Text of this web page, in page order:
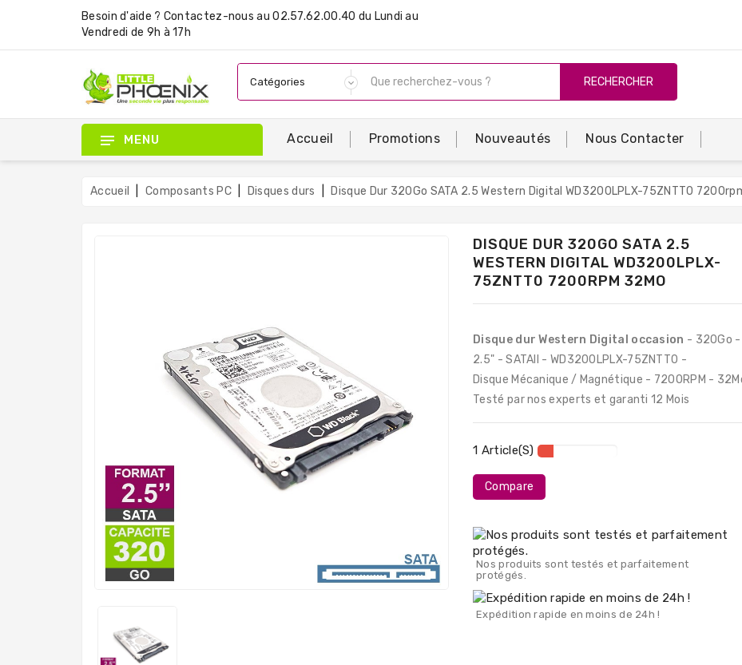
Besoin d'aide ? Contactez-nous au 02.57.62.00.40 du Lundi au
Vendredi de 9h à 17h
RECHERCHER
MENU Accueil Promotions Nouveautés Nous Contacter
Accueil Composants PC Disques durs Disque Dur 320Go SATA 2.5 Western Digital WD3200LPLX-75ZNTT0
DISQUE DUR 320GO SATA 2.5
WESTERN DIGITAL WD3200LPLX-
75ZNTT0 7200RPM 32MO
Disque dur Western Digital occasion - 320Go -
2.5" - SATAII - WD3200LPLX-75ZNTT0 -
Disque Mécanique / Magnétique - 7200RPM -
Testé par nos experts et garanti 12 Mois
1 Article(s)
Compare
Nos produits sont testés et parfaitement
protégés.
Expédition rapide en moins de 24h !